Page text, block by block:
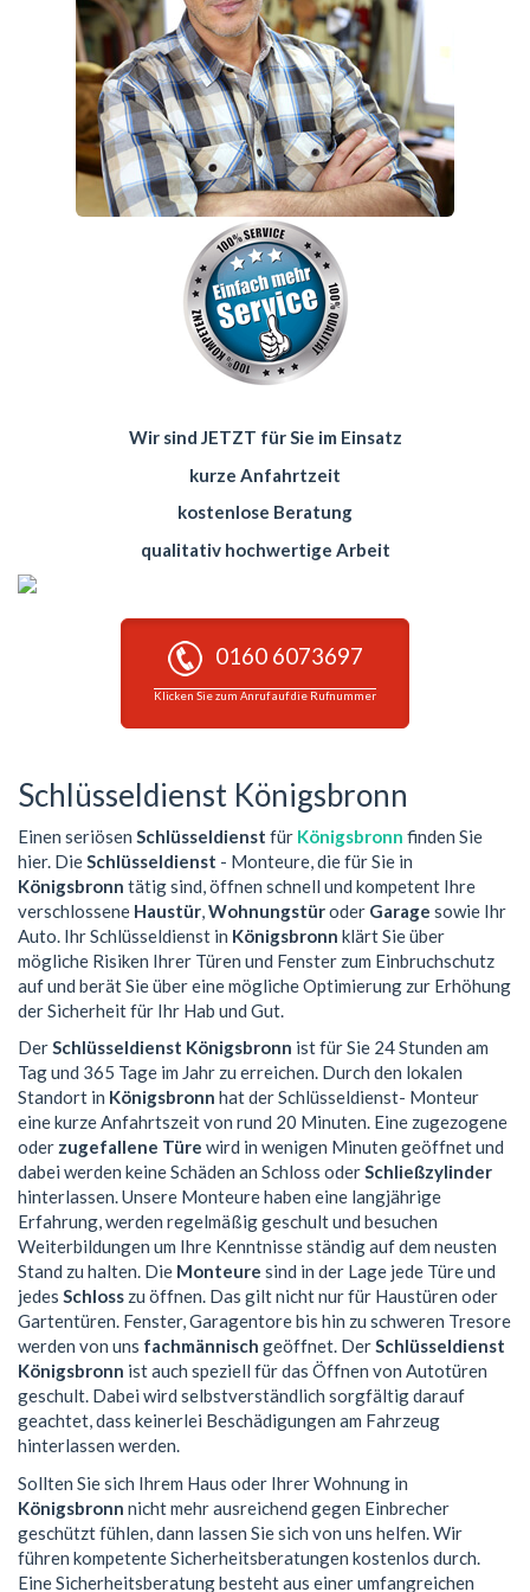
Wir sind JETZT für Sie im Einsatz
kurze Anfahrtzeit
kostenlose Beratung
qualitativ hochwertige Arbeit
0160 6073697
Klicken Sie zum Anruf auf die Rufnummer
Schlüsseldienst Königsbronn
Einen seriösen Schlüsseldienst für Königsbronn finden Sie
hier. DieSchlüsseldienst - Monteure, die für Sie in
Königsbronn tätig sind, öffnen schnell und kompetent Ihre
verschlossene Haustür,Wohnungstüroder Garage sowie Ihr
Auto. Ihr Schlüsseldienst in Königsbronn klärt Sie über
mögliche Risiken Ihrer Türen und Fenster zum Einbruchschutz
auf und berät Sie über eine mögliche Optimierung zur Erhöhung
der Sicherheit für Ihr Hab und Gut.
DerSchlüsseldienst Königsbronn ist für Sie 24 Stunden am
Tag und 365 Tage im Jahr zu erreichen. Durch den lokalen
Standort in Königsbronn hat der Schlüsseldienst- Monteur
eine kurze Anfahrtszeit von rund 20 Minuten. Eine zugezogene
oder zugefallene Türe wird in wenigen Minuten geöffnet und
dabei werden keine Schäden an Schloss oderSchließzylinder
hinterlassen. Unsere Monteure haben eine langjährige
Erfahrung, werden regelmäßig geschult und besuchen
Weiterbildungen um Ihre Kenntnisse ständig auf dem neusten
Stand zu halten. Die Monteure sind in der Lage jede Türe und
jedes Schloss zu öffnen. Das gilt nicht nur für Haustüren oder
Gartentüren. Fenster, Garagentore bis hin zu schweren Tresore
werden von uns fachmännisch geöffnet. DerSchlüsseldienst
Königsbronn ist auch speziell für das Öffnen von Autotüren
geschult. Dabei wird selbstverständlich sorgfältig darauf
geachtet, dass keinerlei Beschädigungen am Fahrzeug
hinterlassen werden.
Sollten Sie sich Ihrem Haus oder Ihrer Wohnung in
Königsbronn nicht mehr ausreichend gegen Einbrecher
geschützt fühlen, dann lassen Sie sich von uns helfen. Wir
führen kompetente Sicherheitsberatungen kostenlos durch.
Eine Sicherheitsberatung besteht aus einer umfangreichen